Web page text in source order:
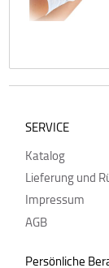
SERVICE
Katalog
Lieferung und
Impressum
AGB
Persönliche